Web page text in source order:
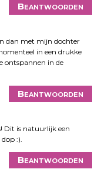
Beantwoorden
dan met mijn dochter
in een drukke
ontspannen in de
Beantwoorden
Dit is natuurlijk een
:).
Beantwoorden